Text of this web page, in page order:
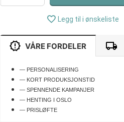
Legg til i ønskeliste
VÅRE FORDELER
— PERSONALISERING
— KORT PRODUKSJONSTID
— SPENNENDE KAMPANJER
— HENTING I OSLO
— PRISLØFTE